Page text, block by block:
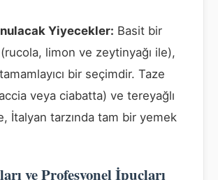
Yiyecekler: Basit bir
limon ve zeytinyağı ile),
bir seçimdir. Taze
veya ciabatta) ve tereyağlı
İtalyan tarzında tam bir yemek
ve Profesyonel İpuçları